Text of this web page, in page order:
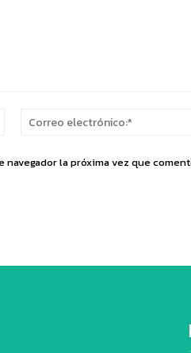
Nombre:*
la próxima vez que